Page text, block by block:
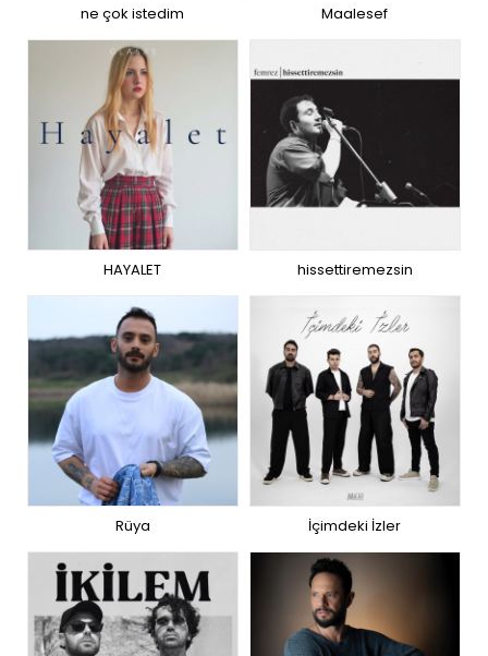
ne çok istedim Maalesef
HAYALET hissettiremezsin
Rüya İçimdeki İzler